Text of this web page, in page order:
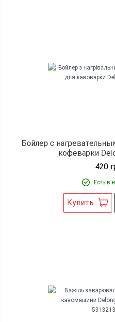
Бойлер с
кофеварки
420
Есть в
Купить